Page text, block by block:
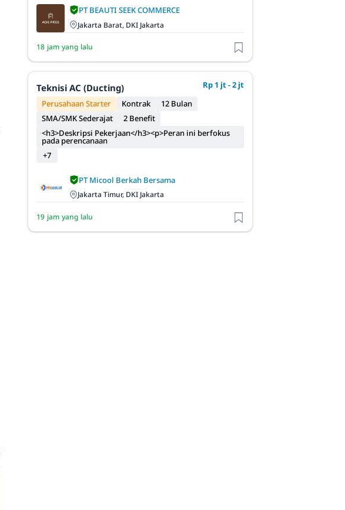
PT BEAUTI SEEK COMMERCE
Jakarta Barat, DKI Jakarta
18 jam yang lalu
Teknisi AC (Ducting)
Rp 1 jt - 2 jt
Perusahaan Starter
Kontrak
12 Bulan
SMA/SMK Sederajat
2 Benefit
<h3>Deskripsi Pekerjaan</h3><p>Peran ini berfokus
pada perencanaan
+7
PT Micool Berkah Bersama
Jakarta Timur, DKI Jakarta
19 jam yang lalu